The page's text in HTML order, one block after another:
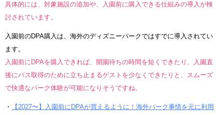
具体的には、対象施設の追加や、入園前に購入できる仕組みの導入が検
討されています。
入園前のDPA購入は、海外のディズニーパークではすでに導入されてい
ます。
入園前にDPAを購入できれば、開園待ちの時間を短くできたり、入園直
後にパス取得のために立ち止まるゲストを少なくできたりと、スムーズ
で快適なパーク体験が可能になりそうですね。
・
【2027〜】入園前にDPAが買えるように！海外パーク事情を元に利用